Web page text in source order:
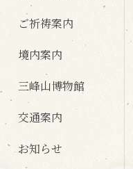
ご祈祷案内
境内案内
三峰山博物館
交通案内
お知らせ